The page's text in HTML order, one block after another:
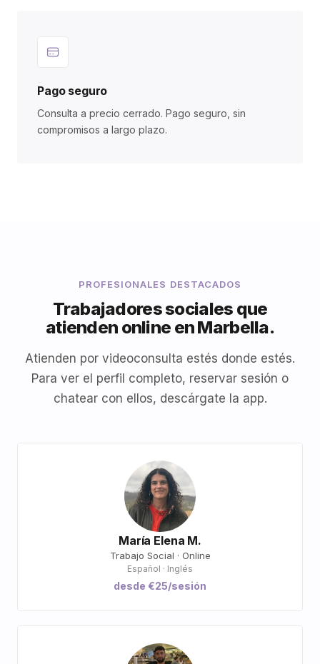
Pago seguro
Consulta a precio cerrado. Pago seguro, sin
compromisos a largo plazo.
PROFESIONALES DESTACADOS
Trabajadores sociales que
atienden online en Marbella.
Atienden por videoconsulta estés donde estés.
Para ver el perfil completo, reservar sesión o
chatear con ellos, descárgate la app.
María Elena M.
Trabajo Social · Online
Español · Inglés
desde €25/sesión